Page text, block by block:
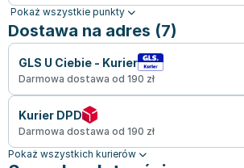
Pokaż wszystkie punkty
Dostawa na adres (7)
GLS U Ciebie - Kurier
Darmowa dostawa od 190 zł
Kurier DPD
Darmowa dostawa od 190 zł
Pokaż wszystkich kurierów